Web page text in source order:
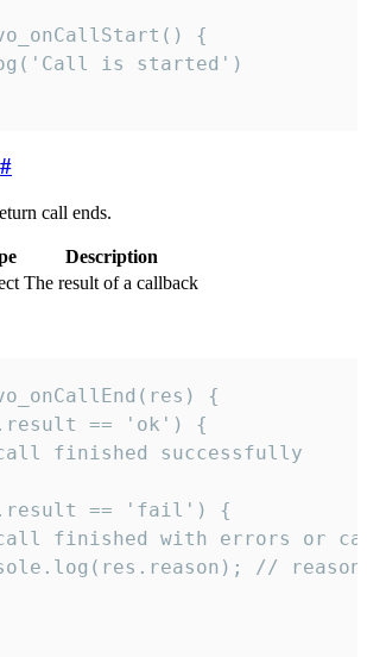
{
is started')
#
call ends.
Description
The result of a callback
{
== 'ok') {
finished successfully
== 'fail') {
finished with errors or
//